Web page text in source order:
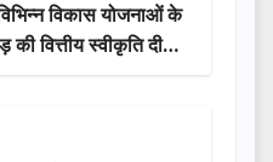
विकास योजनाओं के
की वित्तीय स्वीकृति दी…